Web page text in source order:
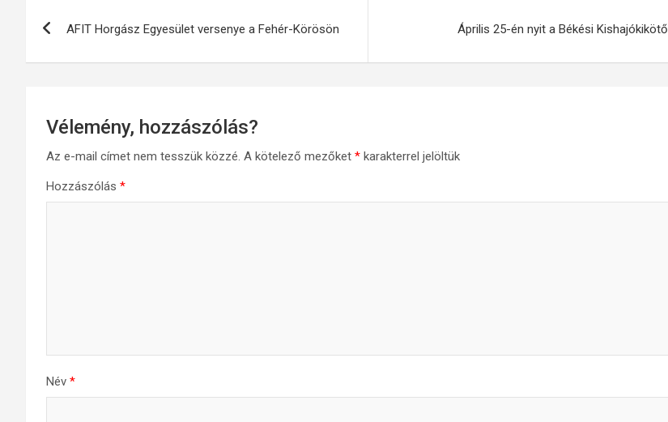
navigáció
AFIT Horgász Egyesület versenye a Fehér-Körösön Április 25-én nyit a Békési Kishajókikötő
Vélemény, hozzászólás?
Az e-mail címet nem tesszük közzé. A kötelező mezőket * karakterrel jelöltük
Hozzászólás *
Név *